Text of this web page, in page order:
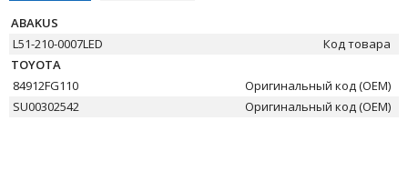
ABAKUS
L51-210-0007LED
Код товара
TOYOTA
84912FG110
Оригинальный код (OEM)
SU00302542
Оригинальный код (OEM)